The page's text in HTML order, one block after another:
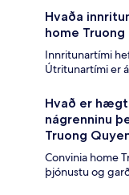
Hvaða
home
Innritunartími
Útritunartími er
Hvað er
nágrenninu
Truong
Convinia home
þjónustu og